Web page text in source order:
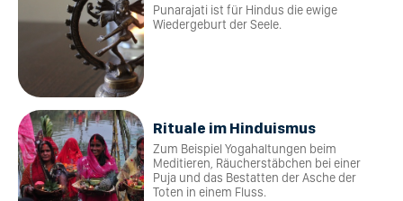
Punarajati ist für Hindus die ewige
Wiedergeburt der Seele.
Rituale im Hinduismus
Zum Beispiel Yogahaltungen beim
Meditieren, Räucherstäbchen bei einer
Puja und das Bestatten der Asche der
Toten in einem Fluss.